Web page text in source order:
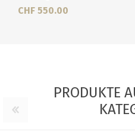
CHF 550.00
PRODUKTE